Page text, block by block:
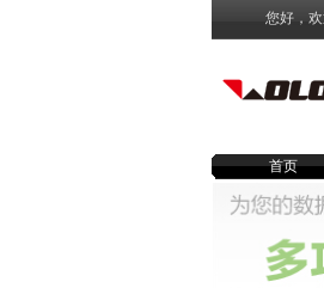
首页
您好，